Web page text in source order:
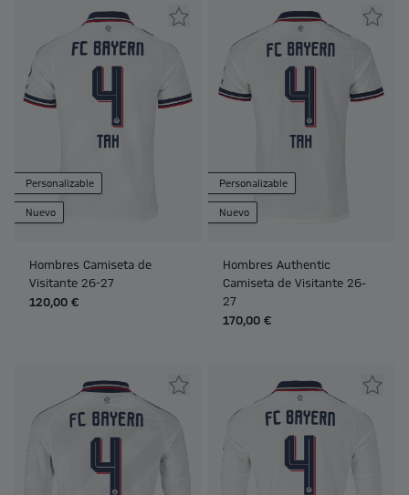
Personalizable
Nuevo
Hombres Camiseta de
Visitante 26-27
120,00 €
Personalizable
Nuevo
Hombres Authentic
Camiseta de Visitante 26-
27
170,00 €